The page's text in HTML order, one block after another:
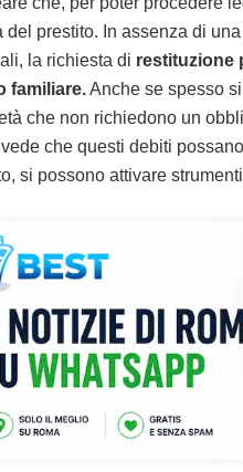
del prestito. In assenza di
la richiesta di restituzione
familiare.Anche se spesso
che non richiedono un
che questi debiti
si possono attivare